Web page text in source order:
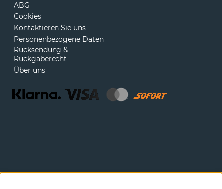
ABG
Cookies
Kontaktieren Sie uns
Personenbezogene Daten
Rücksendung &
Rückgaberecht
Über uns